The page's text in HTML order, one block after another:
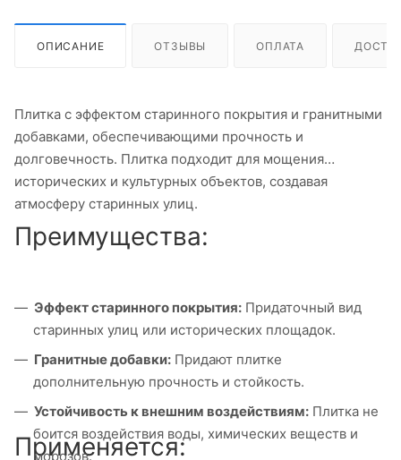
ОПИСАНИЕ ОТЗЫВЫ ОПЛАТА
Плитка с эффектом старинного покрытия и гранитными
добавками, обеспечивающими прочность и
долговечность. Плитка подходит для мощения
исторических и культурных объектов, создавая
атмосферу старинных улиц.
Преимущества:
Эффект старинного покрытия: Придаточный вид
старинных улиц или исторических площадок.
Гранитные добавки: Придают плитке
дополнительную прочность и стойкость.
Устойчивость к внешним воздействиям: Плитка не
боится воздействия воды, химических веществ и
морозов.
Применяется: